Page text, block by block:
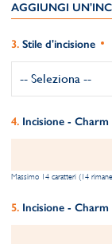
AGGIUNGI
Stile d'incisione
Incisione -
Massimo 14 caratteri (14
Incisione -